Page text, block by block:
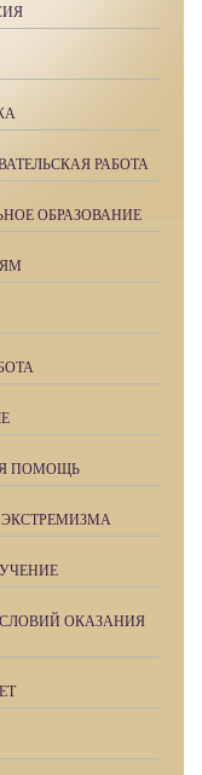
РАБОТА
ОБРАЗОВАНИЕ
ПОМОЩЬ
ОКАЗАНИЯ